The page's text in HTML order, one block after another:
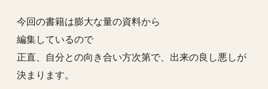
今回の書籍は膨大な量の資料から
編集しているので
正直、自分との向き合い方次第で、出来の良し悪しが
決まります。